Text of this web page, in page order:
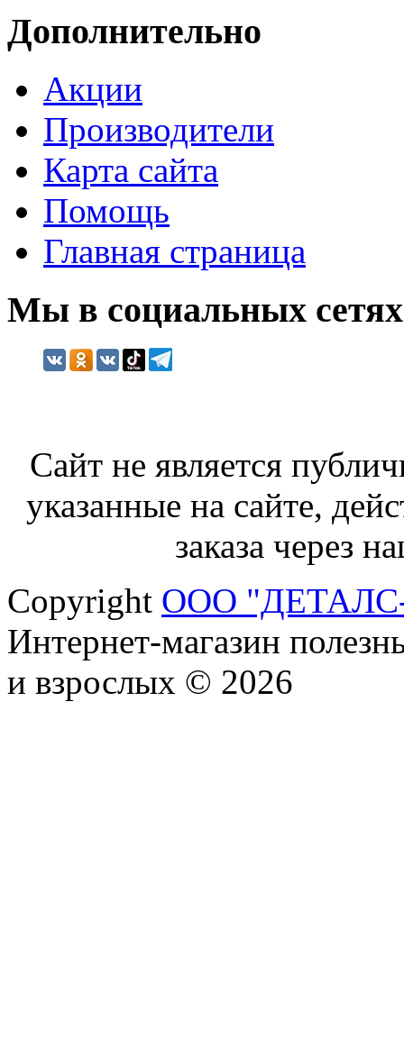
Дополнительно
Акции
Производители
Карта сайта
Помощь
Главная страница
Мы в социальных сетях
Сайт не является
указанные на сайте,
заказа через
Copyright ООО
Интернет-магазин
и взрослых © 2026